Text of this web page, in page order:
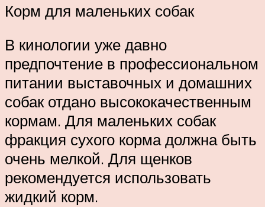
Корм для маленьких собак
В кинологии уже давно
предпочтение в профессиональном
питании выставочных и домашних
собак отдано высококачественным
кормам. Для маленьких собак
фракция сухого корма должна быть
очень мелкой. Для щенков
рекомендуется использовать
жидкий корм.